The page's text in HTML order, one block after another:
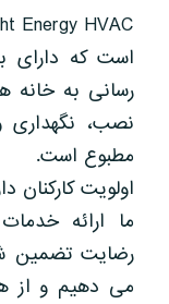
است که
رسانی به خانه
نصب، نگهداری
مطبوع است.
اولویت کارکنان
ما ارائه
رضایت تضمین
می دهیم و از